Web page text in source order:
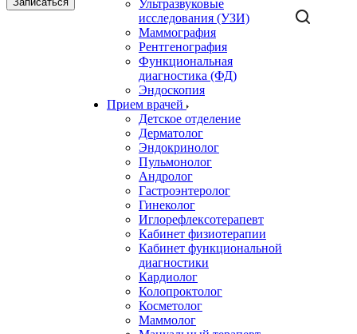
Ультразвуковые
исследования (УЗИ)
Маммография
Рентгенография
Функциональная
диагностика (ФД)
Эндоскопия
Прием врачей
Детское отделение
Дерматолог
Эндокринолог
Пульмонолог
Андролог
Гастроэнтеролог
Гинеколог
Иглорефлексотерапевт
Кабинет физиотерапии
Кабинет функциональной
диагностики
Кардиолог
Колопроктолог
Косметолог
Маммолог